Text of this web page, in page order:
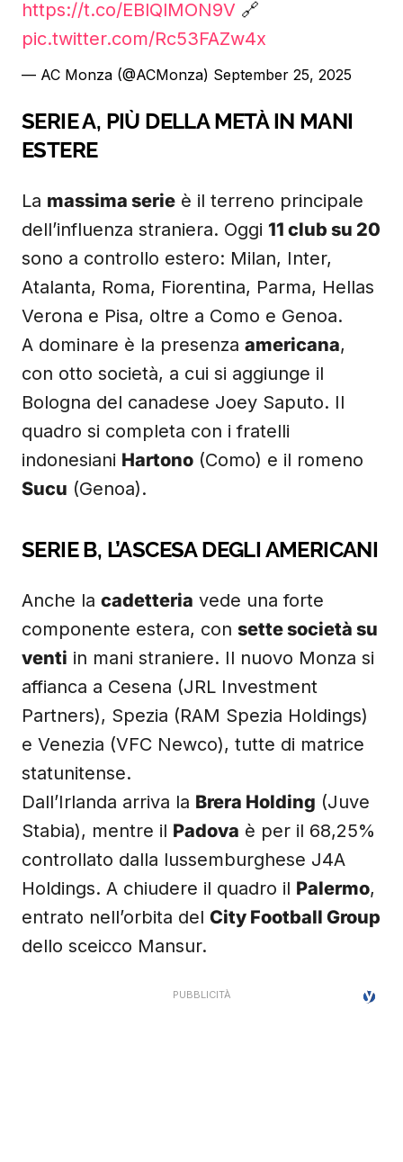
https://t.co/EBlQlMON9V 🔗
pic.twitter.com/Rc53FAZw4x
— AC Monza (@ACMonza) September 25, 2025
SERIE A, PIÙ DELLA METÀ IN MANI
ESTERE
La massima serie è il terreno principale
dell’influenza straniera. Oggi 11 club su 20
sono a controllo estero: Milan, Inter,
Atalanta, Roma, Fiorentina, Parma, Hellas
Verona e Pisa, oltre a Como e Genoa.
A dominare è la presenza americana,
con otto società, a cui si aggiunge il
Bologna del canadese Joey Saputo. Il
quadro si completa con i fratelli
indonesiani Hartono (Como) e il romeno
Sucu (Genoa).
SERIE B, L’ASCESA DEGLI AMERICANI
Anche la cadetteria vede una forte
componente estera, con sette società su
venti in mani straniere. Il nuovo Monza si
affianca a Cesena (JRL Investment
Partners), Spezia (RAM Spezia Holdings)
e Venezia (VFC Newco), tutte di matrice
statunitense.
Dall’Irlanda arriva la Brera Holding (Juve
Stabia), mentre il Padova è per il 68,25%
controllato dalla lussemburghese J4A
Holdings. A chiudere il quadro il Palermo,
entrato nell’orbita del City Football Group
dello sceicco Mansur.